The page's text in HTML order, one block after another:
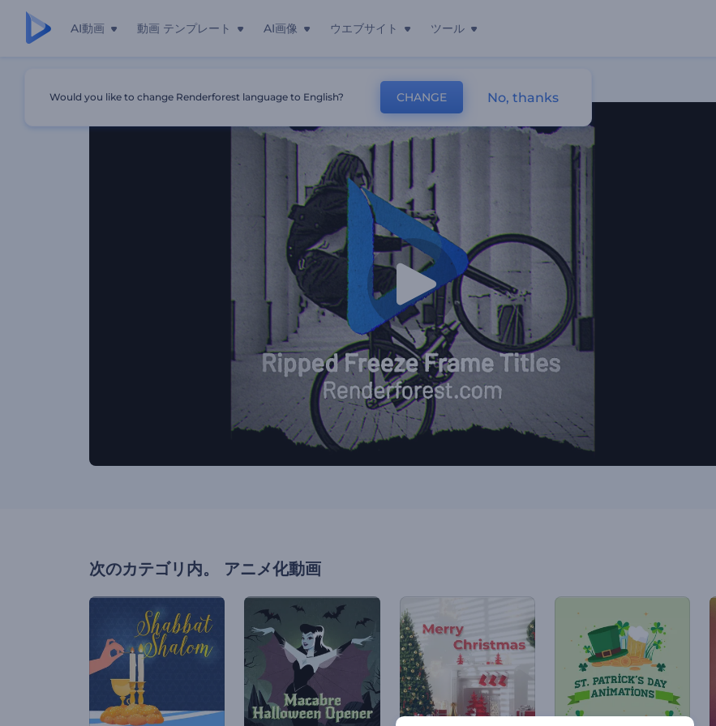
AI動画 動画 テンプレート AI画像 ウエブサイト ツール
次のカテゴリ内。 アニメ化動画
Would you like to change Renderforest language to English? CHANGE No, thanks